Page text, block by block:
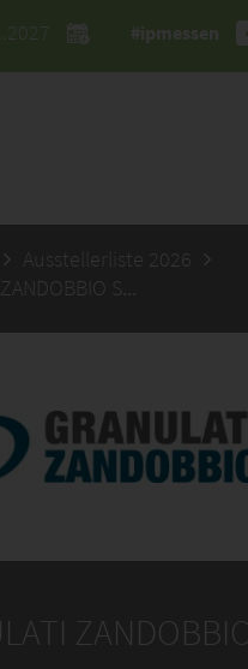
#ipmessen
Ausstellerliste 2026
GRANULATI ZANDOBBIO SPA